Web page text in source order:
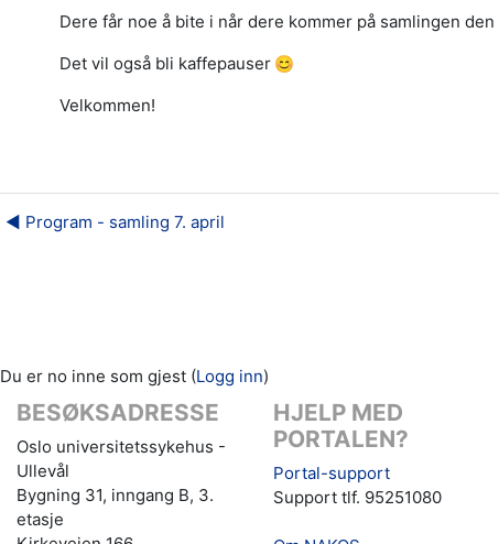
Dere får noe å bite i når dere kommer på samlingen
Det vil også bli kaffepauser
Velkommen!
◀︎ Program - samling 7. april
Du er no inne som gjest (Logg inn)
BESØKSADRESSE
Oslo universitetssykehus -
Ullevål
Bygning 31, inngang B, 3.
etasje
HJELP MED
PORTALEN?
Portal-support
Support tlf. 95251080